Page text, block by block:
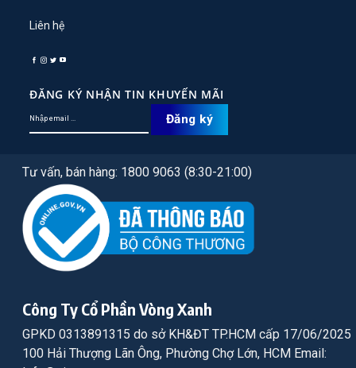
Liên hệ
ĐĂNG KÝ NHẬN TIN KHUYẾN MÃI
Tư vấn, bán hàng: 1800 9063 (8:30-21:00)
Công Ty Cổ Phần Vòng Xanh
GPKD 0313891315 do sở KH&ĐT TP.HCM cấp 17/06/2025
100 Hải Thượng Lãn Ông, Phường Chợ Lớn, HCM Email: